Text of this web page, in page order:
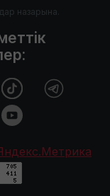
назарына.